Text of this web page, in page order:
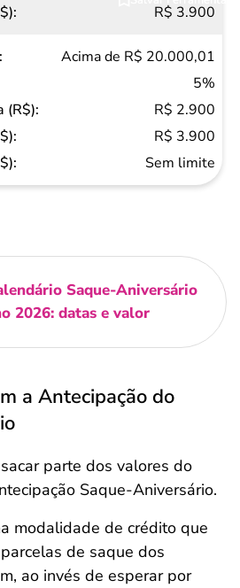
R$ 3.900
Acima de R$ 20.000,01
5%
R$ 2.900
R$ 3.900
Sem limite
Saque-Aniversário
2026: datas e valor
a Antecipação do
parte dos valores do
Saque-Aniversário.
modalidade de crédito que
de saque dos
ao invés de esperar por